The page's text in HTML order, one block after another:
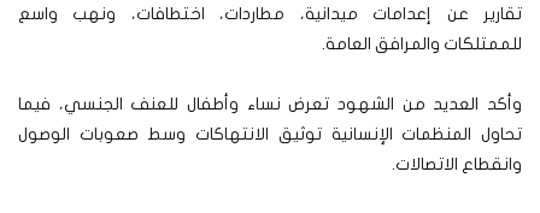
تقارير عن إعدامات ميدانية، مطاردات، اختطافات، ونهب واسع
للممتلكات والمرافق العامة.
وأكد العديد من الشهود تعرض نساء وأطفال للعنف الجنسي، فيما
تحاول المنظمات الإنسانية توثيق الانتهاكات وسط صعوبات الوصول
وانقطاع الاتصالات.